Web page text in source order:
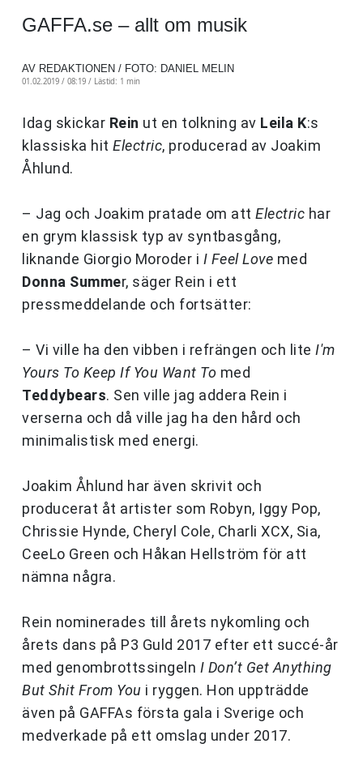
GAFFA.se – allt om musik
AV REDAKTIONEN / FOTO: DANIEL MELIN
01.02.2019 / 08:19 / Lästid: 1 min
Idag skickar Rein ut en tolkning av Leila K:s
klassiska hit Electric, producerad av Joakim
Åhlund.
– Jag och Joakim pratade om att Electric har
en grym klassisk typ av syntbasgång,
liknande Giorgio Moroder i I Feel Love med
Donna Summer, säger Rein i ett
pressmeddelande och fortsätter:
– Vi ville ha den vibben i refrängen och lite I'm
Yours To Keep If You Want To med
Teddybears. Sen ville jag addera Rein i
verserna och då ville jag ha den hård och
minimalistisk med energi.
Joakim Åhlund har även skrivit och
producerat åt artister som Robyn, Iggy Pop,
Chrissie Hynde, Cheryl Cole, Charli XCX, Sia,
CeeLo Green och Håkan Hellström för att
nämna några.
Rein nominerades till årets nykomling och
årets dans på P3 Guld 2017 efter ett succé-år
med genombrottssingeln I Don’t Get Anything
But Shit From You i ryggen. Hon uppträdde
även på GAFFAs första gala i Sverige och
medverkade på ett omslag under 2017.